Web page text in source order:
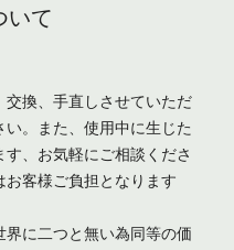
いて
交換、手直しさせていただ
。また、使用中に生じた
、お気軽にご相談くださ
客様ご負担となります
に二つと無い為同等の価